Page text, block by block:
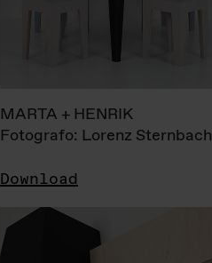
MARTA + HENRIK
Fotografo: Lorenz Sternbach
Download